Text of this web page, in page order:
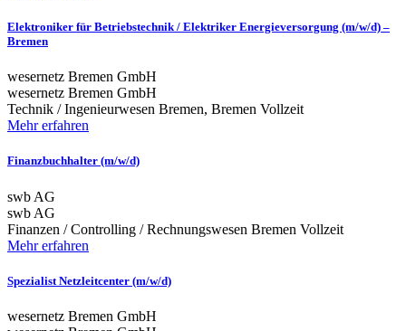
Elektroniker für Betriebstechnik / Elektriker Energieversorgung (m/w/d) –
Bremen
wesernetz Bremen GmbH
wesernetz Bremen GmbH
Technik / Ingenieurwesen Bremen, Bremen Vollzeit
Mehr erfahren
Finanzbuchhalter (m/w/d)
swb AG
swb AG
Finanzen / Controlling / Rechnungswesen Bremen Vollzeit
Mehr erfahren
Spezialist Netzleitcenter (m/w/d)
wesernetz Bremen GmbH